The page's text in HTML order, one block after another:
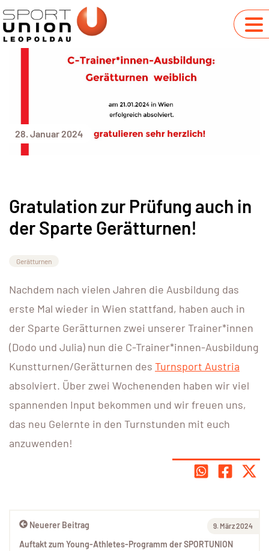
28. Januar 2024
Gratulation zur Prüfung auch in
der Sparte Gerätturnen!
Gerätturnen
Nachdem nach vielen Jahren die Ausbildung das
erste Mal wieder in Wien stattfand, haben auch in
der Sparte Gerätturnen zwei unserer Trainer*innen
(Dodo und Julia) nun die C-Trainer*innen-Ausbildung
Kunstturnen/Gerätturnen des Turnsport Austria
absolviert. Über zwei Wochenenden haben wir viel
spannenden Input bekommen und wir freuen uns,
das neu Gelernte in den Turnstunden mit euch
anzuwenden!
Neuerer Beitrag 9. März 2024
Auftakt zum Young-Athletes-Programm der SPORTUNION